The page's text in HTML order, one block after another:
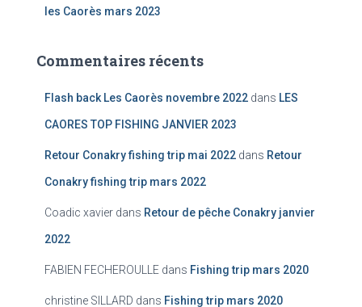
les Caorès mars 2023
Commentaires récents
Flash back Les Caorès novembre 2022 dans LES
CAORES TOP FISHING JANVIER 2023
Retour Conakry fishing trip mai 2022 dans Retour
Conakry fishing trip mars 2022
Coadic xavier dans Retour de pêche Conakry janvier
2022
FABIEN FECHEROULLE dans Fishing trip mars 2020
christine SILLARD dans Fishing trip mars 2020